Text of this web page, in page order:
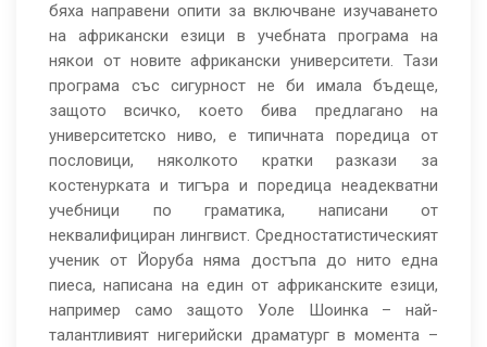
бяха направени опити за включване изучаването
на африкански езици в учебната програма на
някои от новите африкански университети. Тази
програма със сигурност не би имала бъдеще,
защото всичко, което бива предлагано на
университетско ниво, е типичната поредица от
пословици, няколкото кратки разкази за
костенурката и тигъра и поредица неадекватни
учебници по граматика, написани от
неквалифициран лингвист. Средностатистическият
ученик от Йоруба няма достъпа до нито една
пиеса, написана на един от африканските езици,
например само защото Уоле Шоинка – най-
талантливият нигерийски драматург в момента –